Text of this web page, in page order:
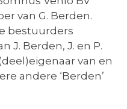
van G. Berden.
bestuurders
J. Berden, J. en P.
van en
andere ‘Berden’